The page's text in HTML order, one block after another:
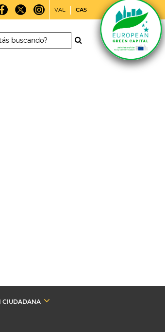
VAL CAS
CIUDADANA